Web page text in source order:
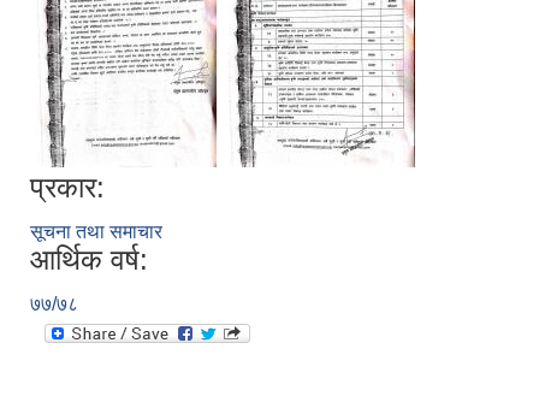
प्रकार:
सूचना तथा समाचार
आर्थिक वर्ष:
७७/७८